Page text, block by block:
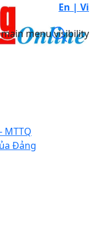
En | Vi
menu visibility
MTTQ
Đảng